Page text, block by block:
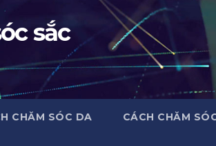
sắc
CHĂM SÓC DA CÁCH CHĂM